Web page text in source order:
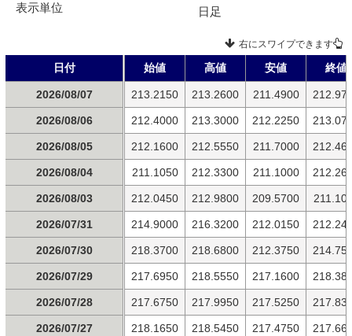
表示単位 日足
右にスワイプできます
始値 高値 安値 終値
213.2150 213.2600 211.4900
212.4000 213.3000 212.2250
212.1600 212.5550 211.7000
211.1050 212.3300 211.1000
212.0450 212.9800 209.5700
214.9000 216.3200 212.0150
218.3700 218.6800 212.3750
217.6950 218.5550 217.1600
217.6750 217.9950 217.5250
218.1650 218.5450 217.4750
日付
2026/08/07
2026/08/06
2026/08/05
2026/08/04
2026/08/03
2026/07/31
2026/07/30
2026/07/29
2026/07/28
2026/07/27